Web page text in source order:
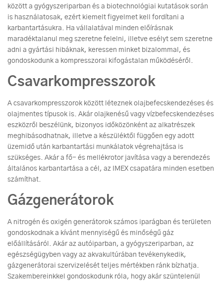
között a gyógyszeriparban és a biotechnológiai kutatások során
is használatosak, ezért kiemelt figyelmet kell fordítani a
karbantartásukra. Ha vállalatával minden előírásnak
maradéktalanul meg szeretne felelni, illetve esélyt sem szeretne
adni a gyártási hibáknak, keressen minket bizalommal, és
gondoskodunk a kompresszorai kifogástalan működéséről.
Csavarkompresszorok
A csavarkompresszorok között léteznek olajbefecskendezéses és
olajmentes típusok is. Akár olajkenésű vagy vízbefecskendezéses
eszközről beszélünk, bizonyos időközönként az alkatrészek
meghibásodhatnak, illetve a készüléktől függően egy adott
üzemidő után karbantartási munkálatok végrehajtása is
szükséges. Akár a fő- és mellékrotor javítása vagy a berendezés
általános karbantartása a cél, az IMEX csapatára minden esetben
számíthat.
Gázgenerátorok
A nitrogén és oxigén generátorok számos iparágban és területen
gondoskodnak a kívánt mennyiségű és minőségű gáz
előállításáról. Akár az autóiparban, a gyógyszeriparban, az
egészségügyben vagy az akvakultúrában tevékenykedik,
gázgenerátorai szervizelését teljes mértékben ránk bízhatja.
Szakembereinkkel gondoskodunk róla, hogy akár szüntelenül